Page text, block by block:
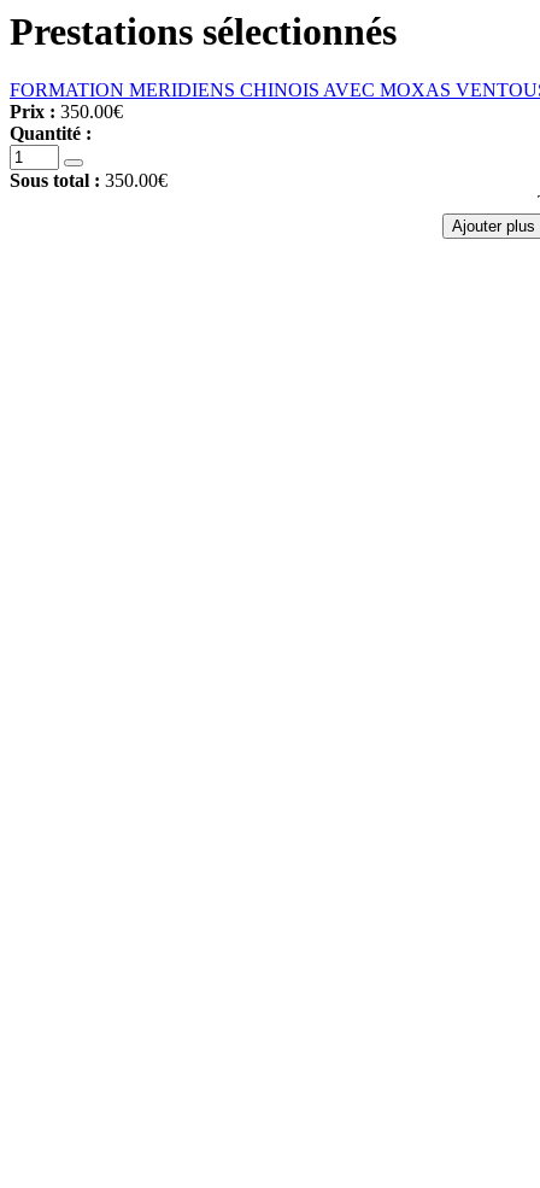
Prestations sélectionnés
FORMATION MERIDIENS CHINOIS AVEC MOXAS
Prix : 350.00€
Quantité :
Sous total : 350.00€
Ajouter plus